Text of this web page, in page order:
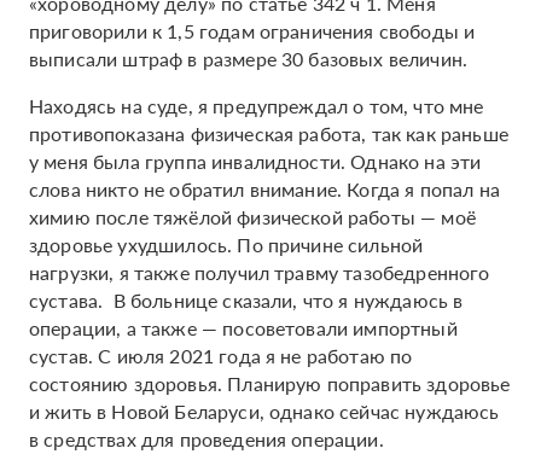
приговорили к 1,5 годам ограничения свободы и
выписали штраф в размере 30 базовых величин.
Находясь на суде, я предупреждал о том, что мне
противопоказана физическая работа, так как раньше
у меня была группа инвалидности. Однако на эти
слова никто не обратил внимание. Когда я попал на
химию после тяжёлой физической работы — моё
здоровье ухудшилось. По причине сильной
нагрузки, я также получил травму тазобедренного
сустава. В больнице сказали, что я нуждаюсь в
операции, а также — посоветовали импортный
сустав. С июля 2021 года я не работаю по
состоянию здоровья. Планирую поправить здоровье
и жить в Новой Беларуси, однако сейчас нуждаюсь
в средствах для проведения операции.